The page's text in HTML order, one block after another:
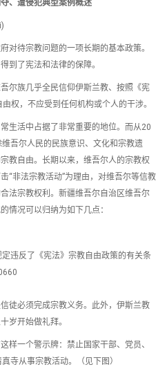
、遭侵犯典型案例概述
对待宗教问题的一项长期的基本政策。
到了宪法和法律的保障。
尔族几乎全民信仰伊斯兰教、按照《宪
权，不应受到任何机构或个人的干涉。
生活中占据了非常重要的地位。而从20
吾尔人民的民族意识、文化和宗教遗
教自由。长期以来，维吾尔人的宗教权
“非法宗教活动”为理由，对维吾尔等信教
法宗教权利。新疆维吾尔自治区维吾尔
情况可以归纳为如下几点：
违反了《宪法》宗教自由政策的有关条
徒必须完成宗教义务。此外，伊斯兰教
岁开始做礼拜。
样一个警示牌：禁止国家干部、党员、
寺从事宗教活动。（见下图）